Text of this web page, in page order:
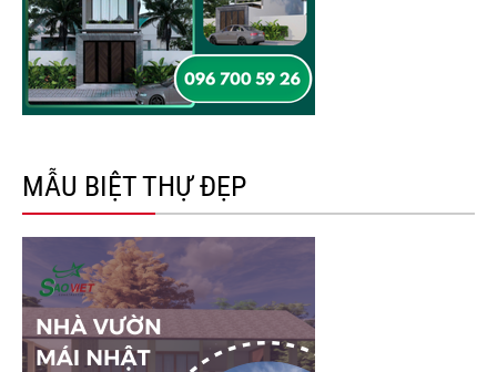
MẪU BIỆT THỰ ĐẸP